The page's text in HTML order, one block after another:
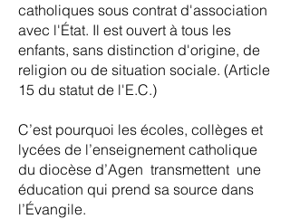
catholiques sous contrat d'association
avec l'État. Il est ouvert à tous les
enfants, sans distinction d'origine, de
religion ou de situation sociale. (Article
15 du statut de l'E.C.)
C’est pourquoi les écoles, collèges et
lycées de l’enseignement catholique
du diocèse d’Agen transmettent une
éducation qui prend sa source dans
l’Évangile.